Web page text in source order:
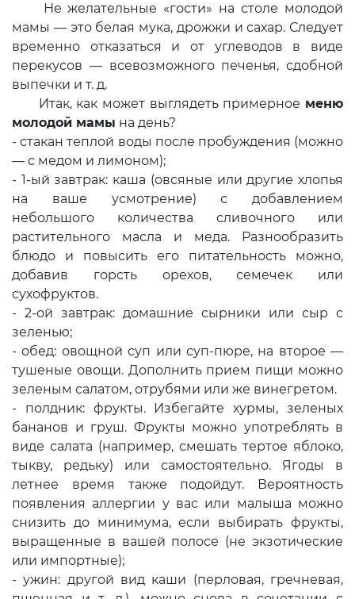
Не желательные «гости» на столе молодой
мамы — это белая мука, дрожжи и сахар. Следует
временно отказаться и от углеводов в виде
перекусов — всевозможного печенья, сдобной
выпечки и т. д.
Итак, как может выглядеть примерное меню
молодой мамы на день?
- стакан теплой воды после пробуждения (можно
— с медом и лимоном);
- 1-ый завтрак: каша (овсяные или другие хлопья
на ваше усмотрение) с добавлением
небольшого количества сливочного или
растительного масла и меда. Разнообразить
блюдо и повысить его питательность можно,
добавив горсть орехов, семечек или
сухофруктов.
- 2-ой завтрак: домашние сырники или сыр с
зеленью;
- обед: овощной суп или суп-пюре, на второе —
тушеные овощи. Дополнить прием пищи можно
зеленым салатом, отрубями или же винегретом.
- полдник: фрукты. Избегайте хурмы, зеленых
бананов и груш. Фрукты можно употреблять в
виде салата (например, смешать тертое яблоко,
тыкву, редьку) или самостоятельно. Ягоды в
летнее время также подойдут. Вероятность
появления аллергии у вас или малыша можно
снизить до минимума, если выбирать фрукты,
выращенные в вашей полосе (не экзотические
или импортные);
- ужин: другой вид каши (перловая, гречневая,